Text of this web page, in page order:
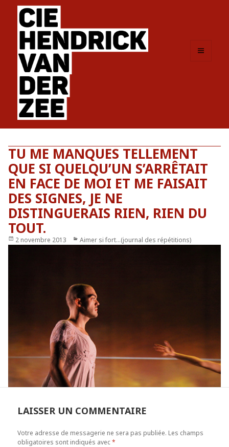
TU ME MANQUES TELLEMENT
QUE SI QUELQU’UN S’ARRÊTAIT
EN FACE DE MOI ET ME FAISAIT
DES SIGNES, JE NE
DISTINGUERAIS RIEN, RIEN DU
TOUT.
Publié
2 novembre 2013 Catégories
Aimer si fort...(journal des répétitions)
LAISSER UN COMMENTAIRE
Votre adresse de messagerie ne sera pas publiée. Les champs
obligatoires sont indiqués avec*